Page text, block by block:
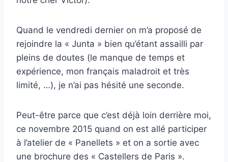
Quand le vendredi dernier on m’a proposé de
rejoindre la « Junta » bien qu’étant assailli par
pleins de doutes (le manque de temps et
expérience, mon français maladroit et très
limité, …), je n’ai pas hésité une seconde.
Peut-être parce que c’est déjà loin derrière moi,
ce novembre 2015 quand on est allé participer
à l’atelier de « Panellets » et on a sortie avec
une brochure des « Castellers de Paris ».